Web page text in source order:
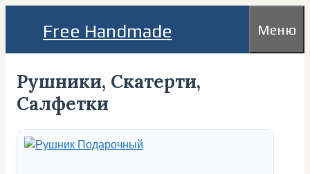
Free Handmade Меню
Рушники, Скатерти,
Салфетки